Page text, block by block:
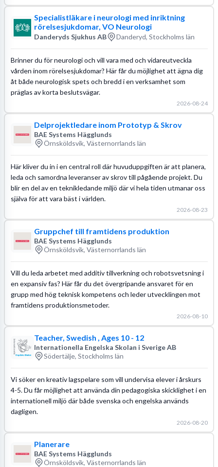
Specialistläkare i neurologi med inriktning
rörelsesjukdomar, VO Neurologi
Danderyds Sjukhus AB Danderyd, Stockholms län
Brinner du för neurologi och vill vara med och vidareutveckla
vården inom rörelsesjukdomar? Här får du möjlighet att ägna dig
åt både neurologisk spets och bredd i en verksamhet som
präglas av korta beslutsvägar.
2026-08-24
Delprojektledare inom Prototyp & Skrov
BAE Systems Hägglunds
Örnsköldsvik, Västernorrlands län
Här kliver du in i en central roll där huvuduppgiften är att planera,
leda och samordna leveranser av skrov till pågående projekt. Du
blir en del av en teknikledande miljö där vi hela tiden utmanar oss
själva för att vara bäst i världen.
2026-08-23
Gruppchef till framtidens produktion
BAE Systems Hägglunds
Örnsköldsvik, Västernorrlands län
Vill du leda arbetet med additiv tillverkning och robotsvetsning i
en expansiv fas? Här får du det övergripande ansvaret för en
grupp med hög teknisk kompetens och leder utvecklingen mot
framtidens produktionsmetoder.
2026-08-10
Teacher, Swedish , Ages 10 - 12
Internationella Engelska Skolan i Sverige AB
Södertälje, Stockholms län
Vi söker en kreativ lagspelare som vill undervisa elever i årskurs
4-5. Du får möjlighet att använda din pedagogiska skicklighet i en
internationell miljö där både svenska och engelska används
dagligen.
2026-08-20
Planerare
BAE Systems Hägglunds
Örnsköldsvik, Västernorrlands län